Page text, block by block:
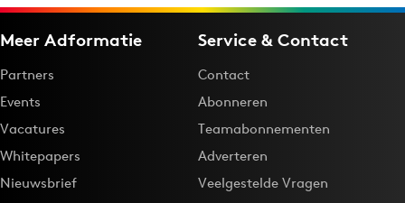
Meer Adformatie
Partners
Events
Vacatures
Whitepapers
Nieuwsbrief
Service & Contact
Contact
Abonneren
Teamabonnementen
Adverteren
Veelgestelde Vragen